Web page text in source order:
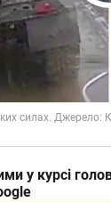
у курсі